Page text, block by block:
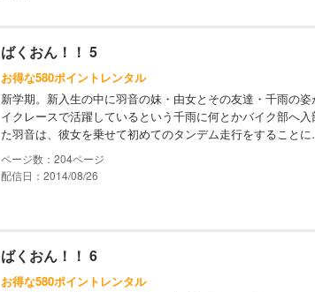
ばくおん！！ 5
お得な580ポイントレンタル
新学期。新入生の中に羽音の妹・由女とその友達・千雨の
イクレースで活躍しているという千雨に何とかバイク部へ入
た羽音は、彼女を乗せて初めてのタンデム走行をすること
204
配信日：2014/08/26
ばくおん！！ 6
お得な580ポイントレンタル